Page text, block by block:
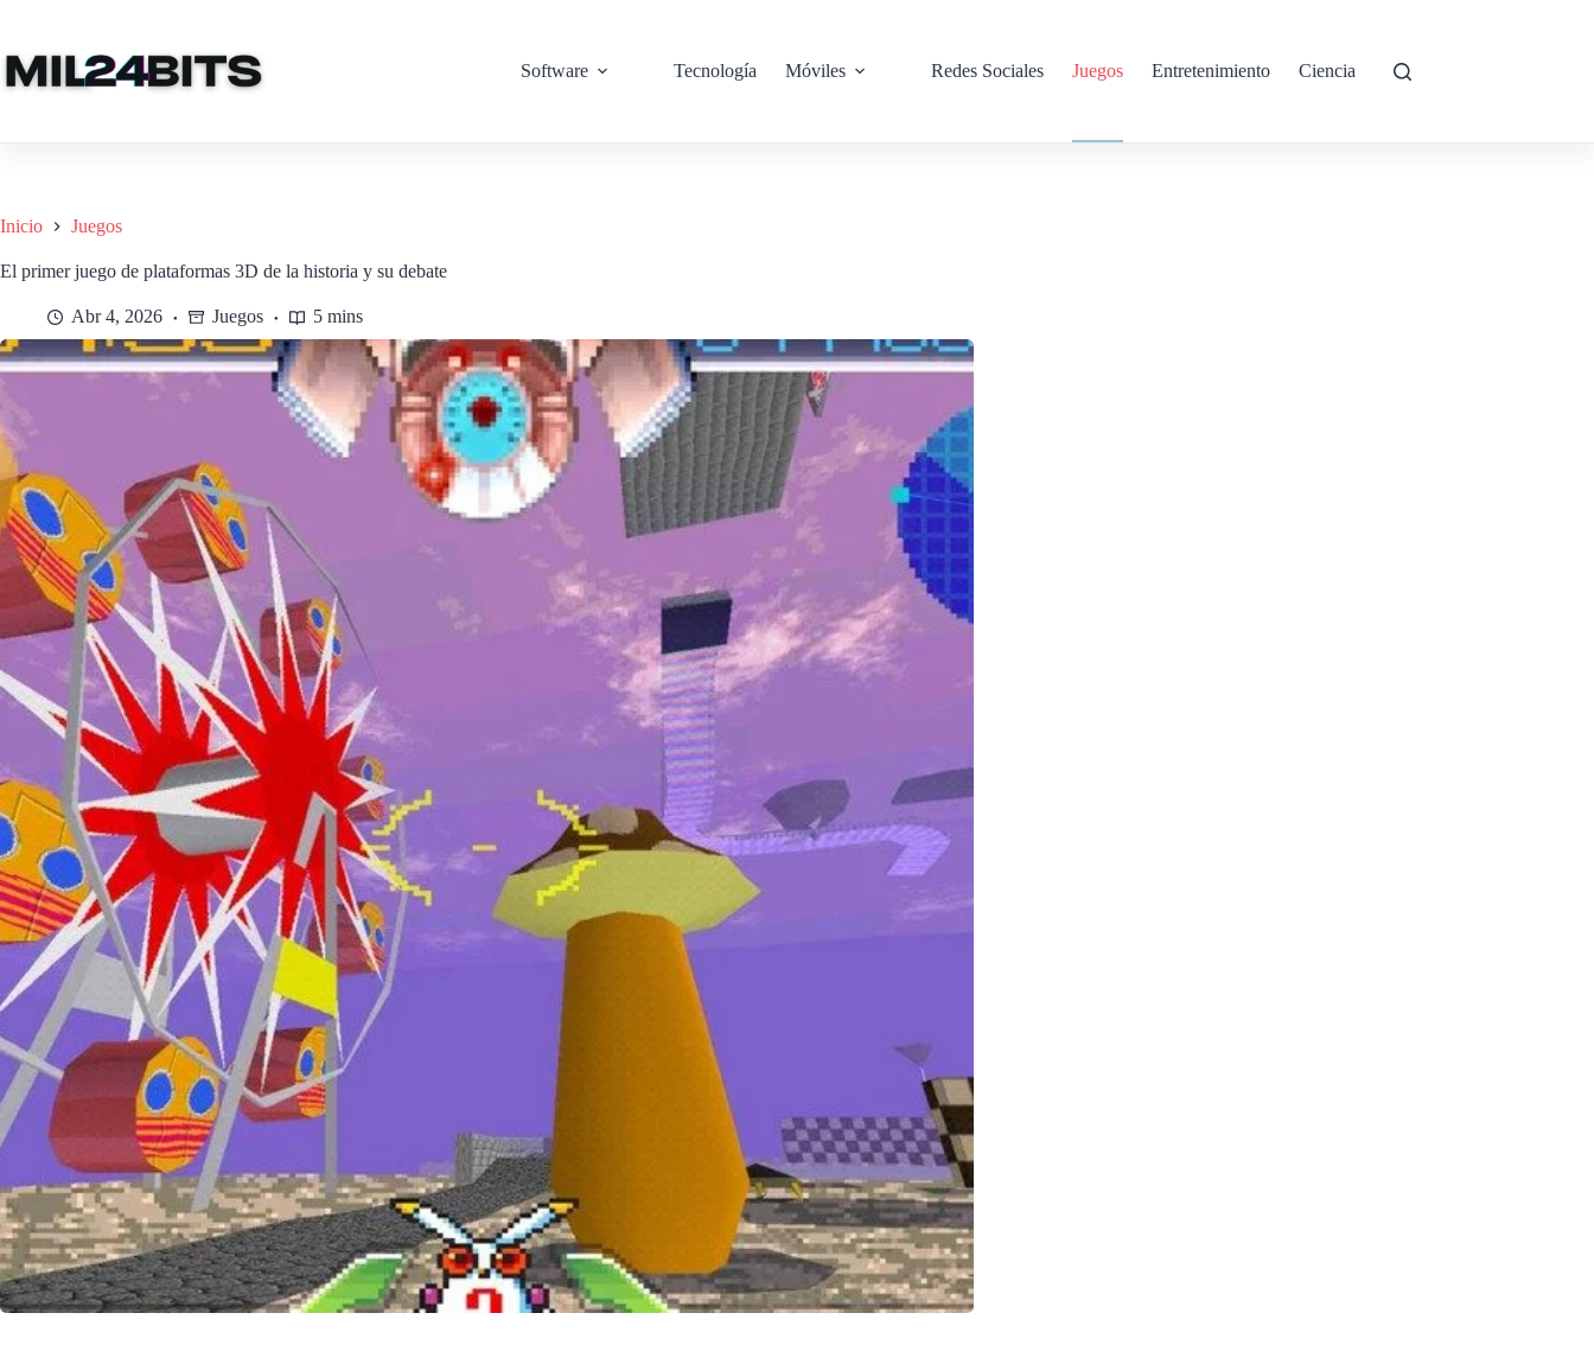
contenido
Software
Tecnología Móviles Redes Sociales Juegos Entretenimiento Ciencia
Inicio Juegos
El primer juego de plataformas 3D de la historia y su debate
Abr 4, 2026 Juegos 5 mins